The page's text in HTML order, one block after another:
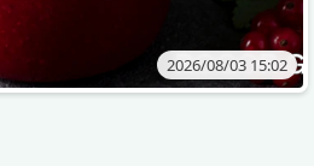
2026/08/03 15:02